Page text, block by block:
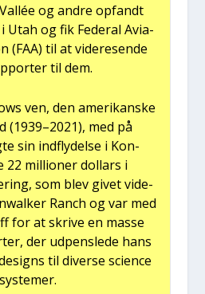
og andre opfandt
Utah og fik Fede­ral Avi­a­
(FAA) til at vide­re­sen­de
til dem.
ven, den ame­ri­kan­ske
(1939–2021), med på
sin ind­fly­del­se i Kon­
22 mil­li­o­ner dol­lars i
som blev givet vide­
Ranch og var med
for at skri­ve en mas­se
der udpens­le­de hans
til diver­se sci­en­ce